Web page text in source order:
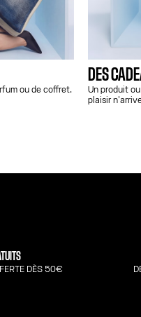
ou de coffret.
DES
Un produit
plaisir
DÈS 50€